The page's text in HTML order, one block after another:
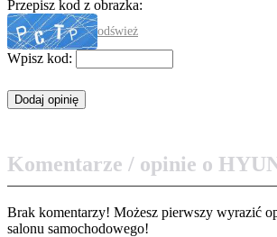
Przepisz kod z obrazka:
odśwież
Wpisz kod:
Komentarze / opinie o
Brak komentarzy! Możesz pierwszy wyrazić
salonu samochodowego!